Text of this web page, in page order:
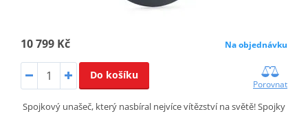
10 799 Kč Na objednávku
Do košíku
Porovnat
Spojkový unašeč, který nasbíral nejvíce vítězství na světě! Spojky